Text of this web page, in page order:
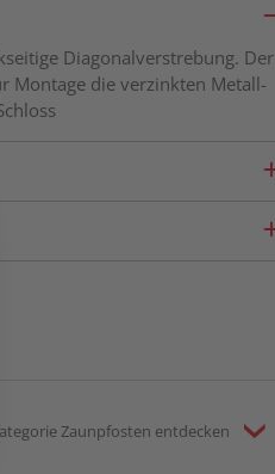
Diagonalverstrebung. Der
Montage die verzinkten Metall-
Zaunpfosten entdecken